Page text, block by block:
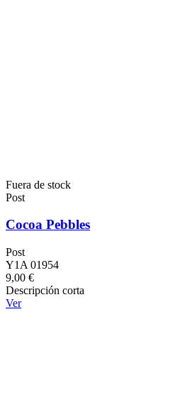
Fuera de stock
Post
Cocoa Pebbles
Post
Y1A 01954
9,00 €
Descripción corta
Ver